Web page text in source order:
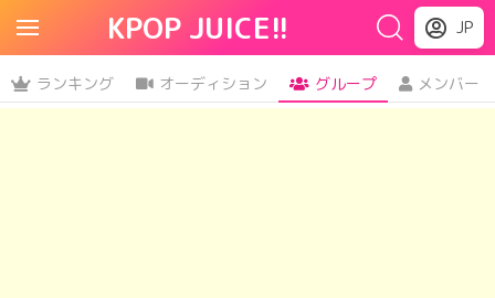
KPOP JUICE!! JP
ランキング オーディション グループ メンバー